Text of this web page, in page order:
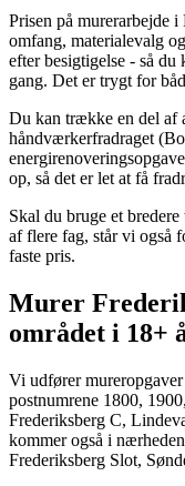
Prisen på murerarbejde
omfang, materialevalg
efter besigtigelse - så
gang. Det er trygt for
Du kan trække en del af
håndværkerfradraget
op, så det er let at få
Skal du bruge et
af flere fag, står vi også
faste pris.
Murer
området i 18+
Vi udfører
postnumrene 1800,
Frederiksberg C,
kommer også i
Frederiksberg Slot,